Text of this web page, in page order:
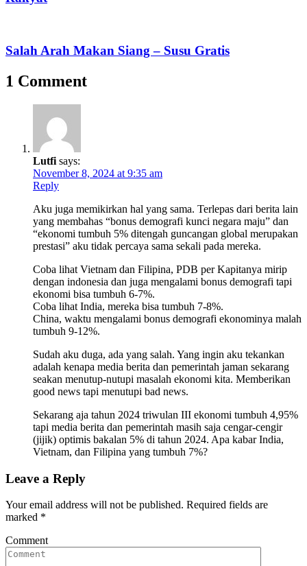
Salah Arah Makan Siang – Susu Gratis
1 Comment
Lutfi says:
November 8, 2024 at 9:35 am
Reply
Aku juga memikirkan hal yang sama. Terlepas dari berita lain
yang membahas “bonus demografi kunci negara maju” dan
“ekonomi tumbuh 5% ditengah guncangan global merupakan
prestasi” aku tidak percaya sama sekali pada mereka.
Coba lihat Vietnam dan Filipina, PDB per Kapitanya mirip
dengan indonesia dan juga mengalami bonus demografi tapi
ekonomi bisa tumbuh 6-7%.
Coba lihat India, mereka bisa tumbuh 7-8%.
China, waktu mengalami bonus demografi ekonominya malah
tumbuh 9-12%.
Sudah aku duga, ada yang salah. Yang ingin aku tekankan
adalah kenapa media berita dan pemerintah jaman sekarang
seakan menutup-nutupi masalah ekonomi kita. Memberikan
good news tapi menutupi bad news.
Sekarang aja tahun 2024 triwulan III ekonomi tumbuh 4,95%
tapi media berita dan pemerintah masih saja cengar-cengir
(jijik) optimis bakalan 5% di tahun 2024. Apa kabar India,
Vietnam, dan Filipina yang tumbuh 7%?
Leave a Reply
Your email address will not be published. Required fields are
marked *
Comment